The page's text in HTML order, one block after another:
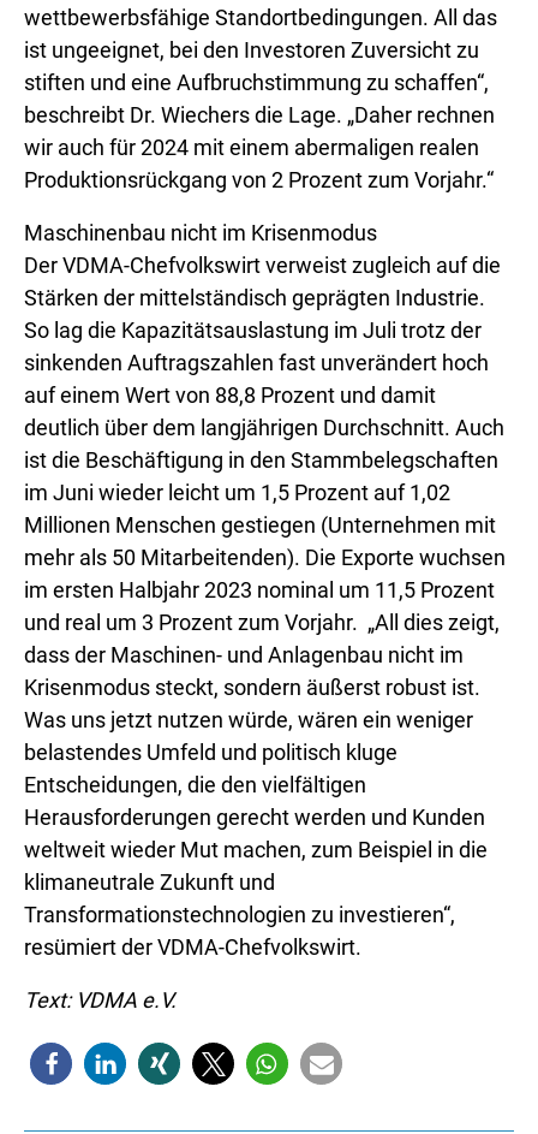
wettbewerbsfähige Standortbedingungen. All das
ist ungeeignet, bei den Investoren Zuversicht zu
stiften und eine Aufbruchstimmung zu schaffen“,
beschreibt Dr. Wiechers die Lage. „Daher rechnen
wir auch für 2024 mit einem abermaligen realen
Produktionsrückgang von 2 Prozent zum Vorjahr.“
Maschinenbau nicht im Krisenmodus
Der VDMA-Chefvolkswirt verweist zugleich auf die
Stärken der mittelständisch geprägten Industrie.
So lag die Kapazitätsauslastung im Juli trotz der
sinkenden Auftragszahlen fast unverändert hoch
auf einem Wert von 88,8 Prozent und damit
deutlich über dem langjährigen Durchschnitt. Auch
ist die Beschäftigung in den Stammbelegschaften
im Juni wieder leicht um 1,5 Prozent auf 1,02
Millionen Menschen gestiegen (Unternehmen mit
mehr als 50 Mitarbeitenden). Die Exporte wuchsen
im ersten Halbjahr 2023 nominal um 11,5 Prozent
und real um 3 Prozent zum Vorjahr. „All dies zeigt,
dass der Maschinen- und Anlagenbau nicht im
Krisenmodus steckt, sondern äußerst robust ist.
Was uns jetzt nutzen würde, wären ein weniger
belastendes Umfeld und politisch kluge
Entscheidungen, die den vielfältigen
Herausforderungen gerecht werden und Kunden
weltweit wieder Mut machen, zum Beispiel in die
klimaneutrale Zukunft und
Transformationstechnologien zu investieren“,
resümiert der VDMA-Chefvolkswirt.
Text: VDMA e.V.